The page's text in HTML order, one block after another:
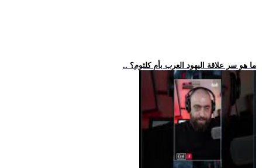
.. ما هو سر علاقة اليهود العرب بأم كلثوم؟